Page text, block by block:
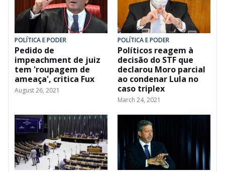
POLÍTICA E PODER
Pedido de
impeachment de juiz
tem 'roupagem de
ameaça', critica Fux
August 26, 2021
POLÍTICA E PODER
Políticos reagem à
decisão do STF que
declarou Moro parcial
ao condenar Lula no
caso triplex
March 24, 2021